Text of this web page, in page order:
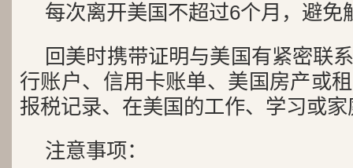
每次离开美国不超过6个月，避免
回美时携带证明与美国有紧密联
行账户、信用卡账单、美国房产或
报税记录、在美国的工作、学习或
注意事项：